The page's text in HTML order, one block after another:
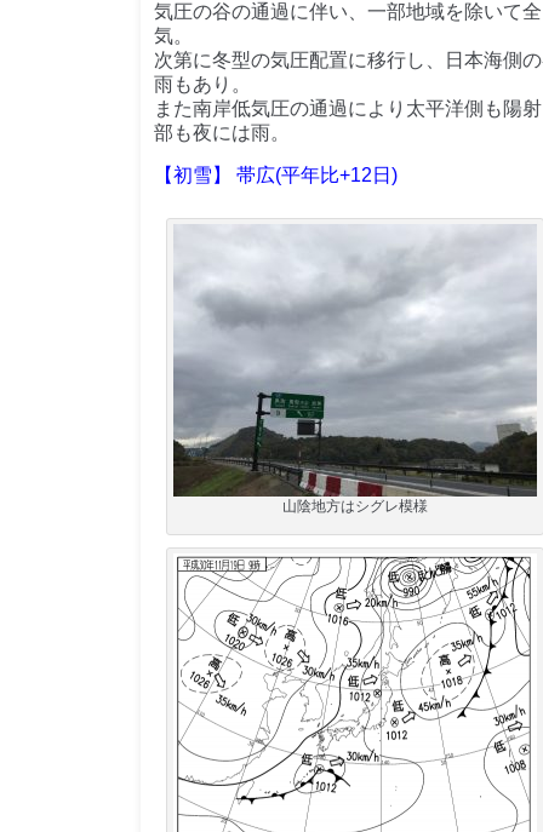
気圧の谷の通過に伴い、一部地域を除いて
気。
次第に冬型の気圧配置に移行し、日本海側
雨もあり。
また南岸低気圧の通過により太平洋側も陽
部も夜には雨。
【初雪】 帯広(平年比+12日)
山陰地方はシグレ模様